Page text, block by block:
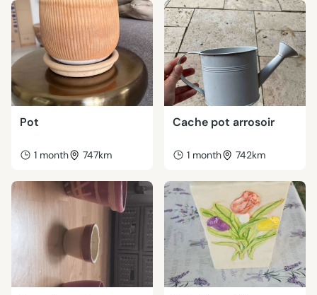
Pot
1 month 747km
Cache pot arrosoir
1 month 742km